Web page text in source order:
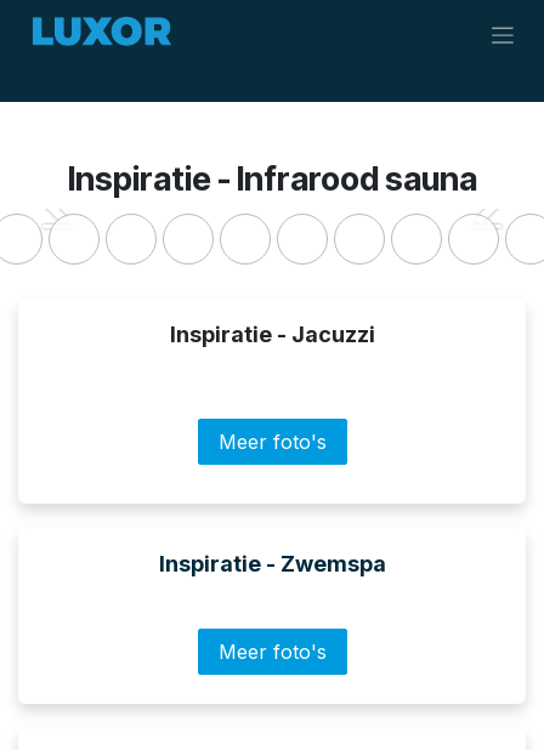
Overslaan naar inhoud
Inspiratie - Infrarood sauna
Vorige
Inspiratie - Jacuzzi
Meer foto's
Inspiratie - Zwemspa
Meer foto's